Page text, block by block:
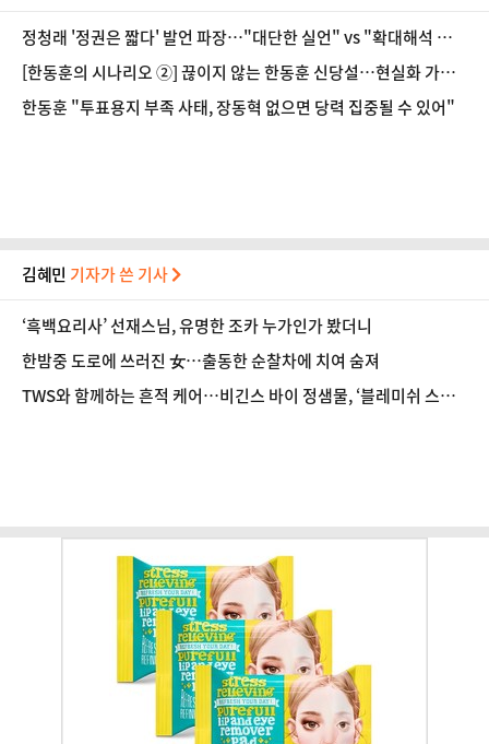
정청래 '정권은 짧다' 발언 파장…"대단한 실언" vs "확대해석 금
지"
[한동훈의 시나리오 ②] 끊이지 않는 한동훈 신당설…현실화 가능
성은?
한동훈 "투표용지 부족 사태, 장동혁 없으면 당력 집중될 수 있어"
김혜민 기자가 쓴 기사
‘흑백요리사’ 선재스님, 유명한 조카 누가인가 봤더니
한밤중 도로에 쓰러진 女…출동한 순찰차에 치여 숨져
TWS와 함께하는 흔적 케어…비긴스 바이 정샘물, ‘블레미쉬 스트